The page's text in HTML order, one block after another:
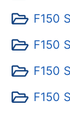
F150
F150
F150
F150